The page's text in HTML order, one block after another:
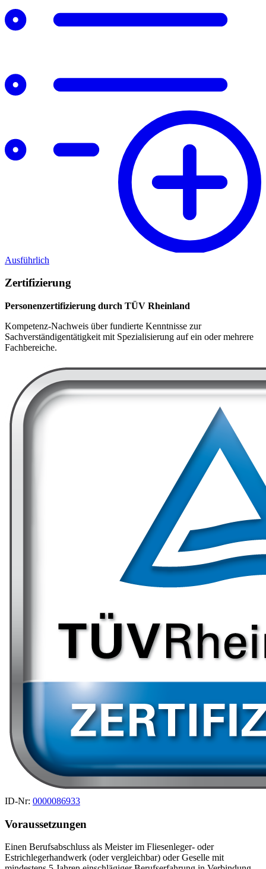
Ausführlich
Zertifizierung
Personenzertifizierung durch TÜV Rheinland
Kompetenz-Nachweis über fundierte Kenntnisse zur
Sachverständigentätigkeit mit Spezialisierung auf ein oder mehrere
Fachbereiche.
ID-Nr: 0000086933
Voraussetzungen
Einen Berufsabschluss als Meister im Fliesenleger- oder
Estrichlegerhandwerk (oder vergleichbar) oder Geselle mit